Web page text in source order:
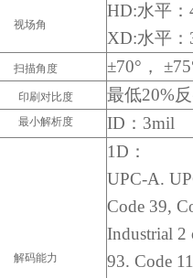
视场角
HD:水平 ：
XD:水平 ：
扫描角度 ±70° ，
印刷对比度 最低20%
最小解析度 ID：3mil
解码能力
1D：
UPC-A.
Code 39,
Industrial 2
93. Code